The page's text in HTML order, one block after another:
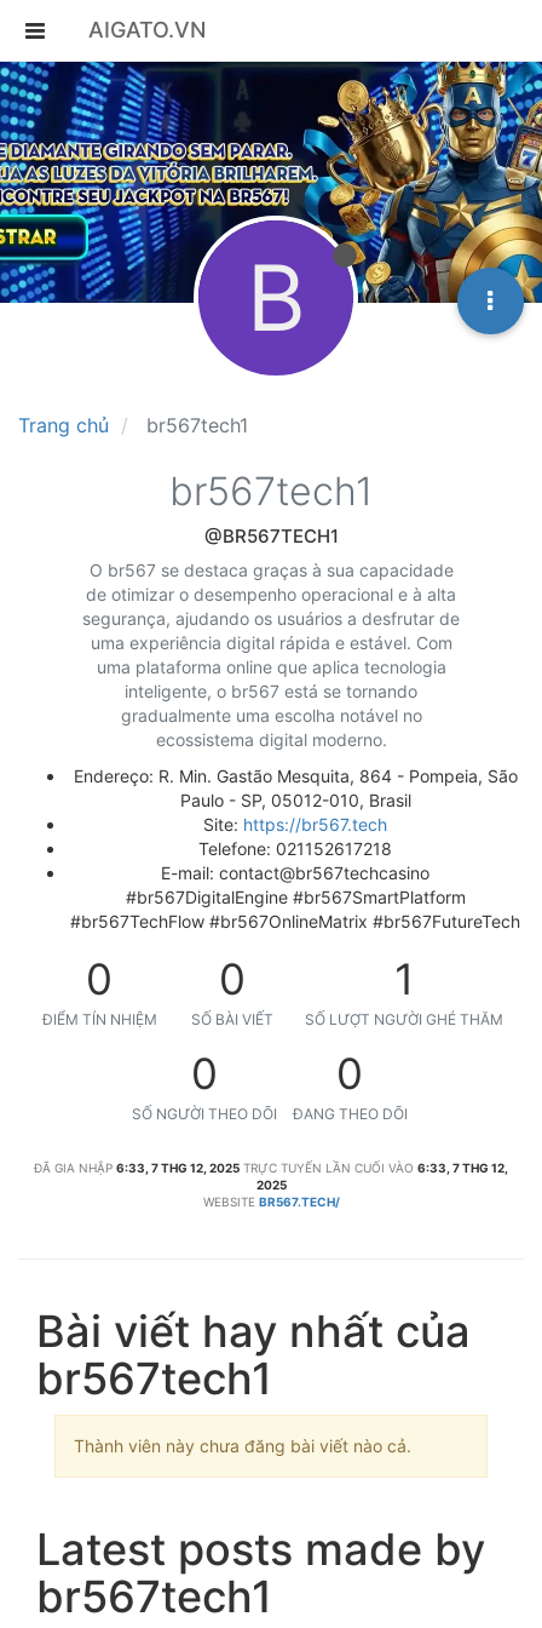
AIGATO.VN
Trang chủ br567tech1
B
br567tech1
@BR567TECH1
O br567 se destaca graças à sua capacidade
de otimizar o desempenho operacional e à alta
segurança, ajudando os usuários a desfrutar de
uma experiência digital rápida e estável. Com
uma plataforma online que aplica tecnologia
inteligente, o br567 está se tornando
gradualmente uma escolha notável no
ecossistema digital moderno.
Endereço: R. Min. Gastão Mesquita, 864 - Pompeia, São
Paulo - SP, 05012-010, Brasil
Site: https://br567.tech
Telefone: 021152617218
E-mail: contact@br567techcasino
#br567DigitalEngine #br567SmartPlatform
#br567TechFlow #br567OnlineMatrix #br567FutureTech
0
ĐIỂM TÍN NHIỆM
0
SỐ BÀI VIẾT
1
SỐ LƯỢT NGƯỜI GHÉ THĂM
0
SỐ NGƯỜI THEO DÕI
0
ĐANG THEO DÕI
ĐÃ GIA NHẬP 6:33, 7 THG 12, 2025 TRỰC TUYẾN LẦN CUỐI VÀO 6:33, 7 THG 12,
2025
WEBSITE BR567.TECH/
Bài viết hay nhất của
br567tech1
Thành viên này chưa đăng bài viết nào cả.
Latest posts made by
br567tech1